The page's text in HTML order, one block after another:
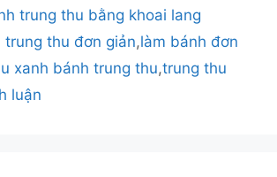
trung thu bằng khoai lang
trung thu đơn giản,làm bánh đơn
xanh bánh trung thu,trung thu
luận